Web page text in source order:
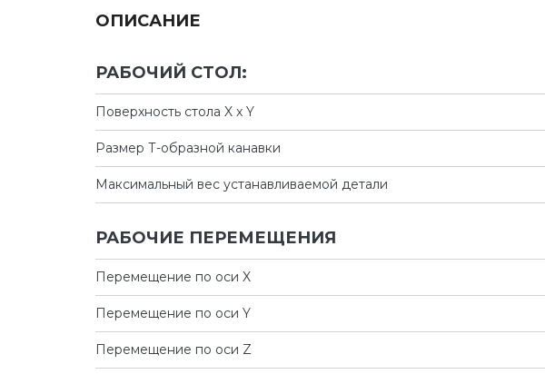
ОПИСАНИЕ
РАБОЧИЙ СТОЛ:
Поверхность стола X x Y
Размер Т-образной канавки
Максимальный вес устанавливаемой детали
РАБОЧИЕ ПЕРЕМЕЩЕНИЯ
Перемещение по оси X
Перемещение по оси Y
Перемещение по оси Z